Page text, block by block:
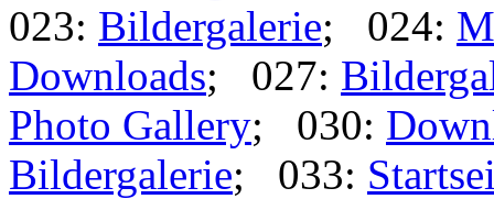
023: Bildergalerie; 024:
Downloads; 027:
Photo Gallery; 030:
Bildergalerie; 033: